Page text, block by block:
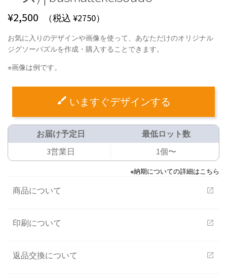
¥2,500 （税込 ¥2750）
お気に入りのデザインや画像を使って、あなただけのオリジナル
ジグソーパズルを作成・購入することできます。
※画像は例です。
いますぐデザインする
お届け予定日
3営業日
最低ロット数
1個〜
※納期についての詳細はこちら
商品について open_in_new
印刷について open_in_new
返品交換について open_in_new